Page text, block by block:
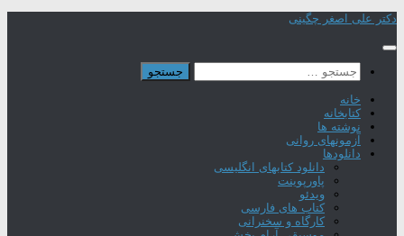
Skip
content
دکتر علی اصغر چگینی
جستجو
برای:
خانه
کتابخانه
نوشته ها
آزمونهای روانی
دانلودها
دانلود کتابهای انگلیسی
پاورپوینت
ویدئو
کتاب های فارسی
کارگاه و سخنرانی